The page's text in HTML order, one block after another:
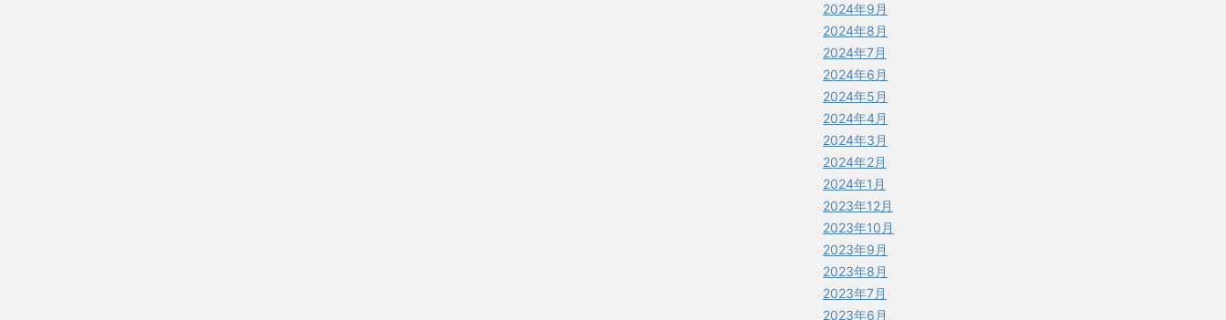
2024年9月
2024年8月
2024年7月
2024年6月
2024年5月
2024年4月
2024年3月
2024年2月
2024年1月
2023年12月
2023年10月
2023年9月
2023年8月
2023年7月
2023年6月